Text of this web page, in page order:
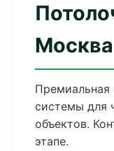
Москва
Премиальная
системы для
объектов.
этапе.